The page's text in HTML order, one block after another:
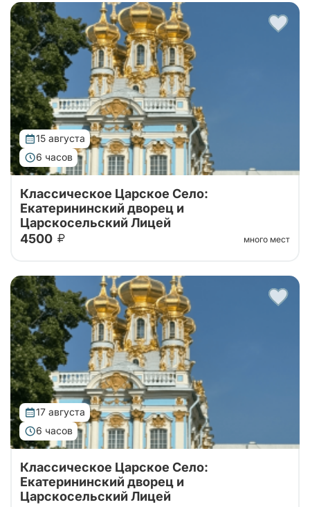
Однодневный тур из Санкт-Петербурга с
посещение Екатерининского дворца с Янтарной
комнатой и Царскосельского Лицея.
15 августа
6 часов
Однодневный тур из Санкт-Петербурга с
посещение Екатерининского дворца с Янтарной
комнатой и Царскосельского Лицея.
Классическое Царское Село:
Екатерининский дворец и
Царскосельский Лицей
4500
много мест
17 августа
6 часов
Классическое Царское Село:
Екатерининский дворец и
Царскосельский Лицей